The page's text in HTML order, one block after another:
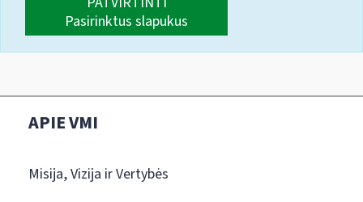
Pasirinktus slapukus
APIE VMI
Misija, Vizija ir Vertybės